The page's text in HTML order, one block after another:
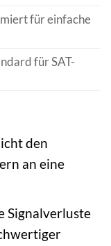
für einfache
für SAT-
den
an eine
Signalverluste